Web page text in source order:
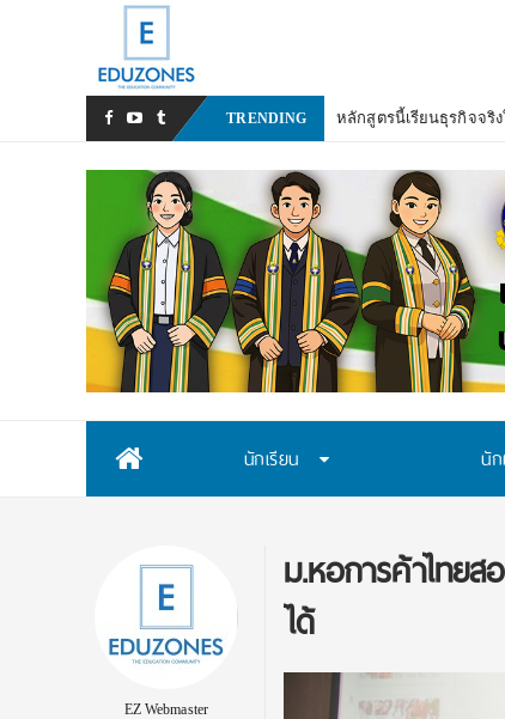
TRENDING สสวท. เปิดรับ_
นักเรียน นั
EZ Webmaster
ม.หอการค้าไทย
ได้